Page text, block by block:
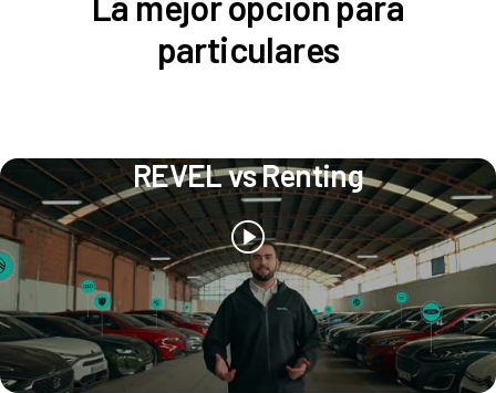
particulares
REVEL vs Renting